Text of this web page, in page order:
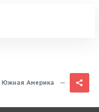
Южная Америка —